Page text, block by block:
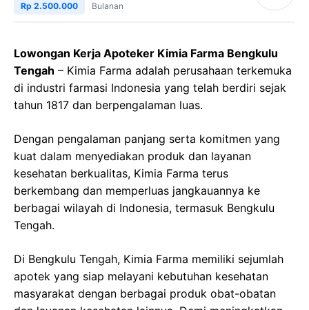
Rp 2.500.000 Bulanan
Lowongan Kerja Apoteker Kimia Farma Bengkulu
Tengah – Kimia Farma adalah perusahaan terkemuka
di industri farmasi Indonesia yang telah berdiri sejak
tahun 1817 dan berpengalaman luas.
Dengan pengalaman panjang serta komitmen yang
kuat dalam menyediakan produk dan layanan
kesehatan berkualitas, Kimia Farma terus
berkembang dan memperluas jangkauannya ke
berbagai wilayah di Indonesia, termasuk Bengkulu
Tengah.
Di Bengkulu Tengah, Kimia Farma memiliki sejumlah
apotek yang siap melayani kebutuhan kesehatan
masyarakat dengan berbagai produk obat-obatan